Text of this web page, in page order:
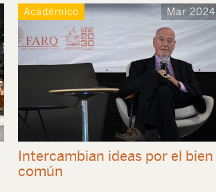
Académico Mar 2024
Intercambian ideas por el bien
común